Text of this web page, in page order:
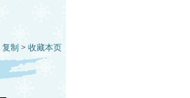
复制 > 收藏本页